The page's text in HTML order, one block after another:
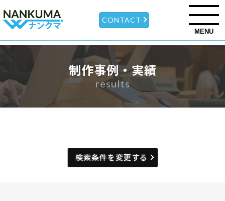
CONTACT
MENU
制作事例・実績
results
検索条件を変更する